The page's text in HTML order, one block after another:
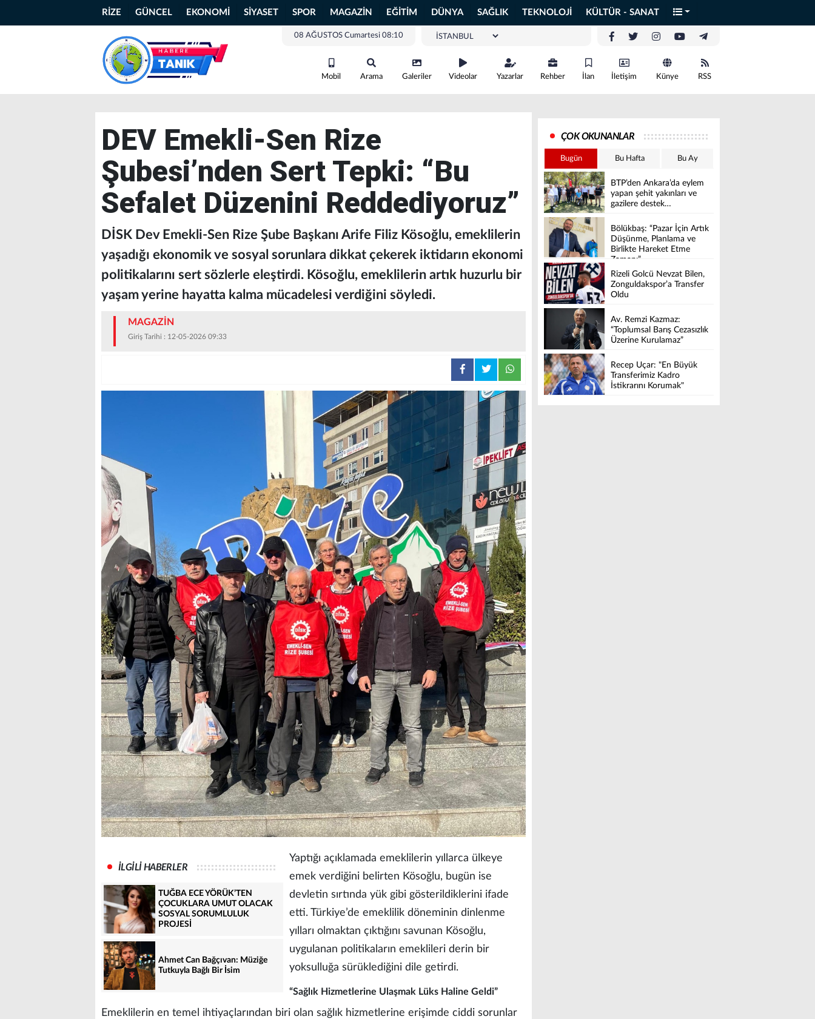
RİZE GÜNCEL EKONOMİ SİYASET SPOR MAGAZİN EĞİTİM DÜNYA SAĞLIK TEKNOLOJİ KÜLTÜR - SANAT
08 AĞUSTOS Cumartesi 08:10
Mobil Arama Galeriler Videolar Yazarlar Rehber İlan İletişim Künye RSS
DEV Emekli-Sen Rize
Şubesi’nden Sert Tepki: “Bu
Sefalet Düzenini Reddediyoruz”
DİSK Dev Emekli-Sen Rize Şube Başkanı Arife Filiz Kösoğlu, emeklilerin
yaşadığı ekonomik ve sosyal sorunlara dikkat çekerek iktidarın ekonomi
politikalarını sert sözlerle eleştirdi. Kösoğlu, emeklilerin artık huzurlu bir
yaşam yerine hayatta kalma mücadelesi verdiğini söyledi.
MAGAZİN
Giriş Tarihi : 12-05-2026 09:33
İLGİLİ HABERLER
TUĞBA ECE YÖRÜK’TEN
ÇOCUKLARA UMUT OLACAK
SOSYAL SORUMLULUK
PROJESİ
Ahmet Can Bağçıvan: Müziğe
Tutkuyla Bağlı Bir İsim
Yaptığı açıklamada emeklilerin yıllarca ülkeye
emek verdiğini belirten Kösoğlu, bugün ise
devletin sırtında yük gibi gösterildiklerini ifade
etti. Türkiye’de emeklilik döneminin dinlenme
yılları olmaktan çıktığını savunan Kösoğlu,
uygulanan politikaların emeklileri derin bir
yoksulluğa sürüklediğini dile getirdi.
“Sağlık Hizmetlerine Ulaşmak Lüks Haline Geldi”
Emeklilerin en temel ihtiyaçlarından biri olan sağlık hizmetlerine erişimde ciddi sorunlar
ÇOK OKUNANLAR
Bugün Bu Hafta Bu Ay
BTP’den Ankara’da eylem
yapan şehit yakınları ve
gazilere destek…
Bölükbaş: “Pazar İçin Artık
Düşünme, Planlama ve
Birlikte Hareket Etme
Zamanı”
Rizeli Golcü Nevzat Bilen,
Zonguldakspor’a Transfer
Oldu
Av. Remzi Kazmaz:
“Toplumsal Barış Cezasızlık
Üzerine Kurulamaz”
Recep Uçar: "En Büyük
Transferimiz Kadro
İstikrarını Korumak"